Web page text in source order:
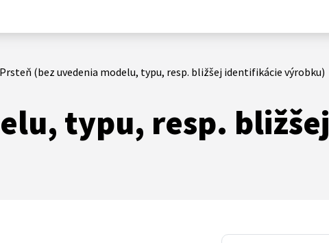
Prsteň (bez uvedenia modelu, typu, resp. bližšej identifikácie výrobku)
typu, resp. bližšej